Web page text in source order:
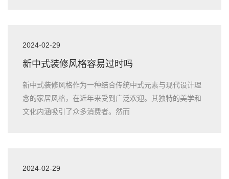
2024-02-29
新中式装修风格容易过时吗
新中式装修风格作为一种结合传统中式元素与现代设计理
念的家居风格，在近年来受到广泛欢迎。其独特的美学和
文化内涵吸引了众多消费者。然而
2024-02-29